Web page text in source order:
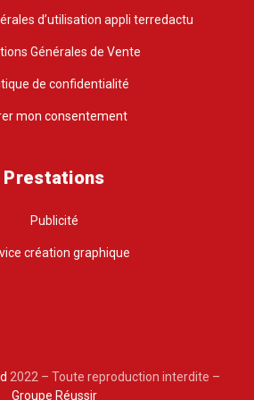
d’utilisation appli terredactu
Générales de Vente
de confidentialité
mon consentement
Prestations
Publicité
création graphique
2022 – Toute reproduction interdite –
Groupe Réussir